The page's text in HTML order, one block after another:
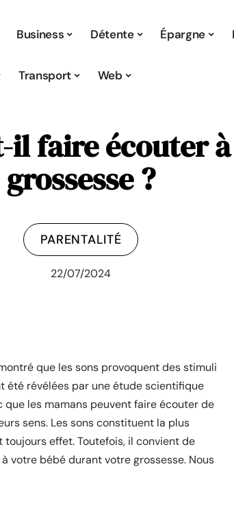
Business Détente Épargne
Transport Web
il faire écouter
grossesse ?
PARENTALITÉ
22/07/2024
que les sons provoquent des stimuli
révélées par une étude scientifique
que les mamans peuvent faire écouter de
sens. Les sons constituent la plus
effet. Toutefois, il convient de
votre bébé durant votre grossesse. Nous